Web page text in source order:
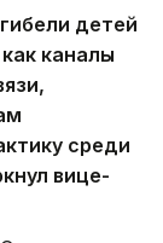
детей
каналы
среди
вице-